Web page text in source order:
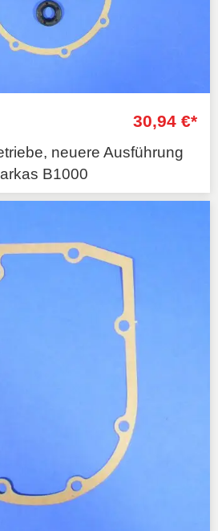
30,94 €*
neuere Ausführung
B1000